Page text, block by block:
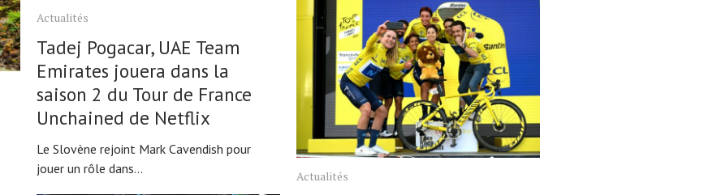
Actualités
Tadej Pogacar, UAE Team
Emirates jouera dans la
saison 2 du Tour de France
Unchained de Netflix
Le Slovène rejoint Mark Cavendish pour
jouer un rôle dans...
Actualités